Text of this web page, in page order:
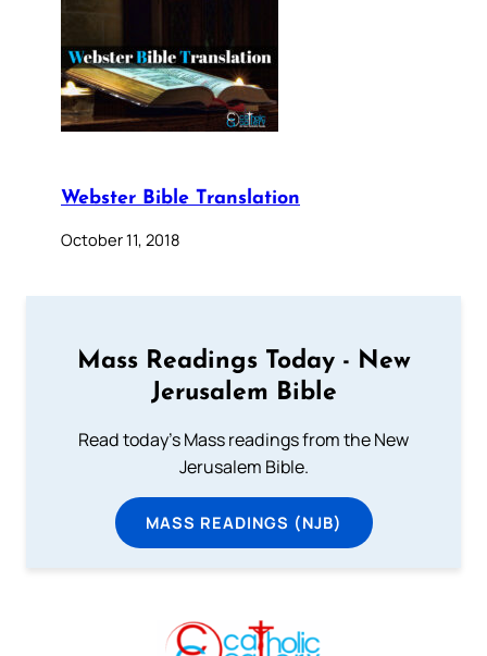
Webster Bible Translation
October 11, 2018
Mass Readings Today - New
Jerusalem Bible
Read today's Mass readings from the New
Jerusalem Bible.
MASS READINGS (NJB)